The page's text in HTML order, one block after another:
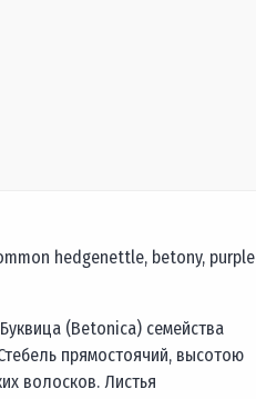
hedgenettle, betony, purple
(Betonica) семейства
прямостоячий, высотою
волосков. Листья